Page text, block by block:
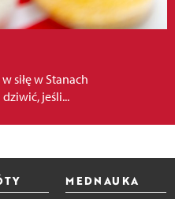
siłę w Stanach
jeśli...
MEDNAUKA